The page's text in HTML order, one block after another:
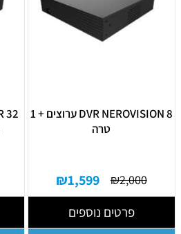
DVR NEROVISION 8 ערוצים + 1
טרה
₪2,000
₪1,599
פרטים נוספים